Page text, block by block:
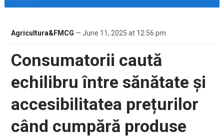
Agricultura&FMCG — June 11, 2025 at 12:56 pm
Consumatorii caută
echilibru între sănătate și
accesibilitatea prețurilor
când cumpără produse